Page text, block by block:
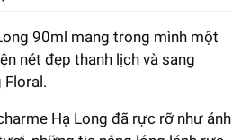
90ml mang trong mình một
nét đẹp thanh lịch và sang
Hạ Long đã rực rỡ như ánh